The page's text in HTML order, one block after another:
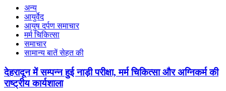
अन्य
आयुर्वेद
आयुष दर्पण समाचार
मर्म चिकित्सा
समाचार
सामान्य बातें सेहत की
देहरादून में सम्पन्न हुई नाड़ी परीक्षा, मर्म चिकित्सा और अग्निकर्म की
राष्ट्रीय कार्यशाला